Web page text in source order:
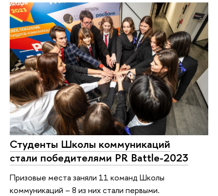
Студенты Школы коммуникаций
стали победителями PR Battle-2023
Призовые места заняли 11 команд Школы
коммуникаций – 8 из них стали первыми.